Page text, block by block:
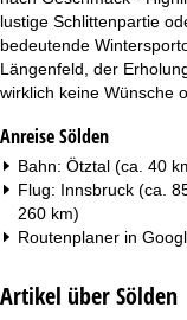
lustige Schlittenpartie
bedeutende
Längenfeld, der
wirklich keine Wünsche
Anreise Sölden
Bahn: Ötztal (ca. 40
Flug: Innsbruck (ca.
260 km)
Routenplaner in
Artikel über Sölden